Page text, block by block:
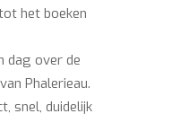
het boeken
dag over de
Phalerieau.
snel, duidelijk